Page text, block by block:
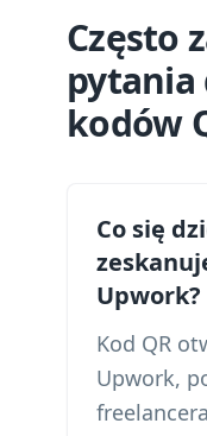
Często
pytania
kodów
Co się
Upwork?
Kod QR
Upwork,